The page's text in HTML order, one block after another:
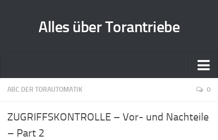
Alles über Torantriebe
Home
Kontakt
ABC DER TORAUTOMATIK 0
ZUGRIFFSKONTROLLE – Vor- und Nachteile
– Part 2